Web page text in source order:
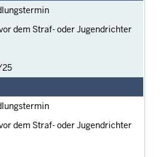
dem Straf- oder Jugendrichter
25
dem Straf- oder Jugendrichter